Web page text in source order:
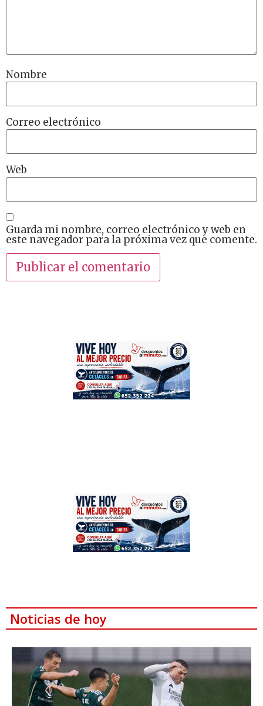
Nombre
Correo electrónico
Web
Guarda mi nombre, correo electrónico y web en
este navegador para la próxima vez que comente.
Noticias de hoy